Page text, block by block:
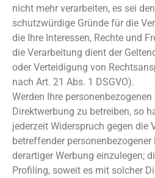
nicht mehr verarbeiten, es sei
schutzwürdige Gründe für die
die Ihre Interessen, Rechte und
die Verarbeitung dient der
oder Verteidigung von
nach Art. 21 Abs. 1 DSGVO).
Werden Ihre
Direktwerbung zu betreiben, so
jederzeit Widerspruch gegen die
betreffender
derartiger Werbung einzulegen;
Profiling, soweit es mit solcher